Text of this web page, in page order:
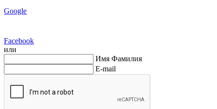
Google
Facebook
или
Имя Фамилия
E-mail